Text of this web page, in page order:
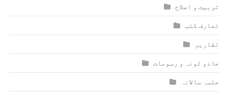
تربیت و اصلاح
تعارف کتب
تقاریر
جادو ٹونہ و رسومات
جلسہ سالانہ